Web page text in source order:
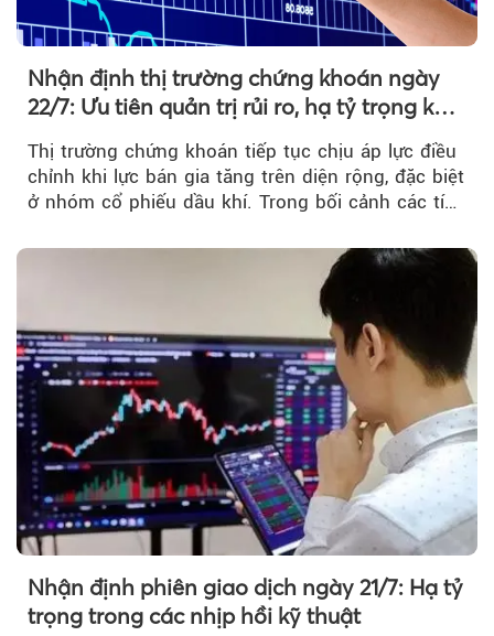
Nhận định thị trường chứng khoán ngày
22/7: Ưu tiên quản trị rủi ro, hạ tỷ trọng khi
Thị trường chứng khoán tiếp tục chịu áp lực điều
chỉnh khi lực bán gia tăng trên diện rộng, đặc biệt
ở nhóm cổ phiếu dầu khí. Trong bối cảnh các tín
Nhận định phiên giao dịch ngày 21/7: Hạ tỷ
trọng trong các nhịp hồi kỹ thuật